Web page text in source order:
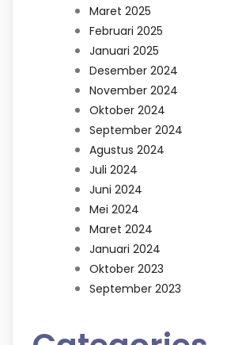
Maret 2025
Februari 2025
Januari 2025
Desember 2024
November 2024
Oktober 2024
September 2024
Agustus 2024
Juli 2024
Juni 2024
Mei 2024
Maret 2024
Januari 2024
Oktober 2023
September 2023